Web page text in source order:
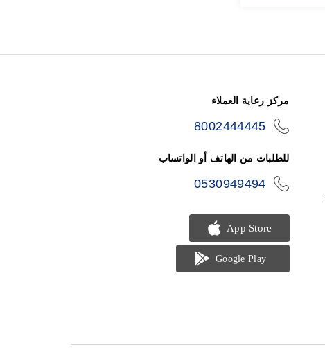
مركز رعاية العملاء
8002444445
للطلبات من الهاتف أو الواتساب
0530949494